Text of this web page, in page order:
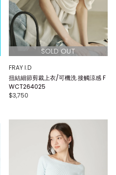
FRAY I.D
扭結細節剪裁上衣/可機洗.接觸涼感 F
WCT264025
$3,750